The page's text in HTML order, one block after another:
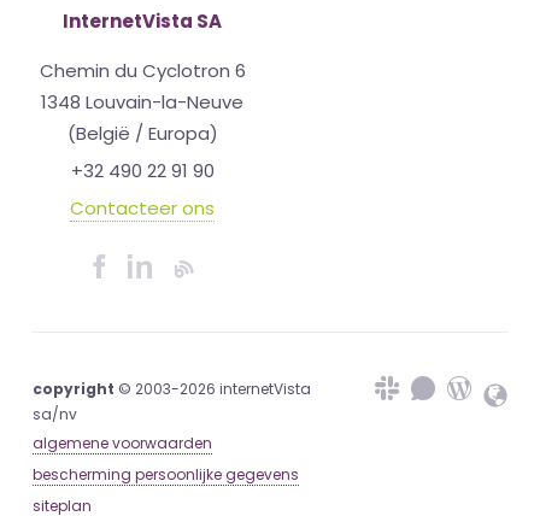
InternetVista SA
Chemin du Cyclotron 6
1348 Louvain-la-Neuve
(België / Europa)
+32 490 22 91 90
Contacteer ons
copyright © 2003-2026 internetVista
sa/nv
algemene voorwaarden
bescherming persoonlijke gegevens
siteplan